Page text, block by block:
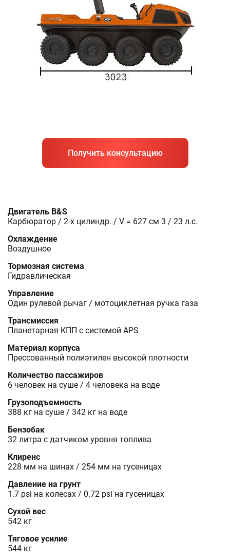
Получить консультацию
Двигатель B&S
Карбюратор / 2-x цилиндр. / V = 627 см 3 / 23 л.с.
Охлаждение
Воздушное
Тормозная система
Гидравлическая
Управление
Один рулевой рычаг / мотоциклетная ручка газа
Трансмиссия
Планетарная КПП с системой APS
Материал корпуса
Прессованный полиэтилен высокой плотности
Количество пассажиров
6 человек на суше / 4 человека на воде
Грузоподъемность
388 кг на суше / 342 кг на воде
Бензобак
32 литра с датчиком уровня топлива
Клиренс
228 мм на шинах / 254 мм на гусеницах
Давление на грунт
1.7 psi на колесах / 0.72 psi на гусеницах
Сухой вес
542 кг
Тяговое усилие
544 кг